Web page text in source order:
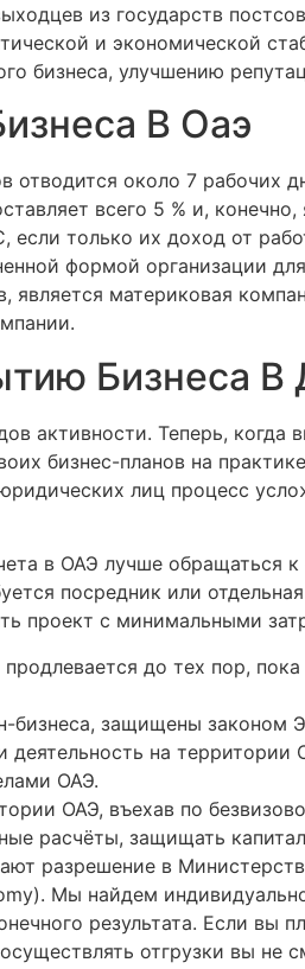
из государств
и экономической
бизнеса, улучшению
В Оаэ
отводится около 7 рабочих
всего 5 % и,
только их доход от
формой организации
является материковая
Бизнеса В
активности. Теперь,
бизнес-планов на
лиц процесс
в ОАЭ лучше обращаться
посредник или
проект с минимальными
до тех пор,
бизнеса, защищены законом
на
ОАЭ.
ОАЭ, въехав по
расчёты, защищать
разрешение в
Мы найдем
результата. Если вы
отгрузки вы